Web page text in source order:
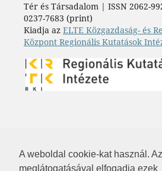
A weboldal cookie-kat használ.
meglátogatásával elfogadja ezek
Tér és Társadalom | ISSN 2062-
0237-7683 (print)
Kiadja az ELTE Közgazdaság- és
Központ Regionális Kutatások